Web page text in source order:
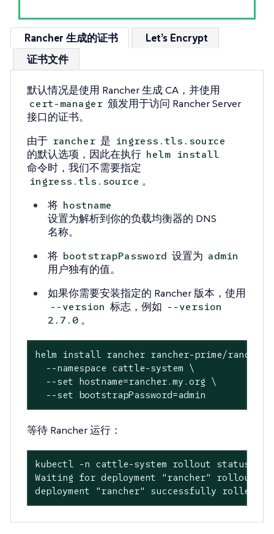
Rancher 生成的证书
Let’s Encrypt
证书文件
默认情况是使用 Rancher 生成 CA，并使用
cert-manager 颁发用于访问 Rancher Server
接口的证书。
由于 rancher 是 ingress.tls.source
的默认选项，因此在执行 helm install
命令时，我们不需要指定
ingress.tls.source 。
将 hostname
设置为解析到你的负载均衡器的 DNS
名称。
将 bootstrapPassword 设置为 admin
用户独有的值。
如果你需要安装指定的 Rancher 版本，使用
--version 标志，例如 --version
2.7.0 。
helm install rancher rancher-prime/rancher
  --namespace cattle-system \
  --set hostname=rancher.my.org \
  --set bootstrapPassword=admin
等待 Rancher 运行：
kubectl -n cattle-system rollout status
Waiting for deployment "rancher" rollout
deployment "rancher" successfully rolled